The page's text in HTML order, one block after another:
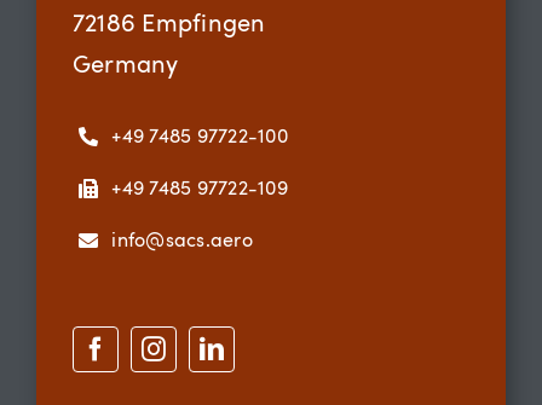
72186 Empfingen
Germany
+49 7485 97722-100
+49 7485 97722-109
info@sacs.aero